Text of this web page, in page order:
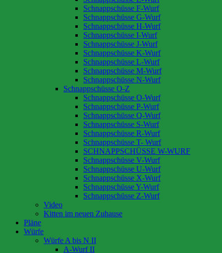
Schnappschüsse F-Wurf
Schnappschüsse G-Wurf
Schnappschüsse H-Wurf
Schnappschüsse I-Wurf
Schnappschüsse J-Wurf
Schnappschüsse K-Wurf
Schnappschüsse L-Wurf
Schnappschüsse M-Wurf
Schnappschüsse N-Wurf
Schnappschüsse O-Z
Schnappschüsse O-Wurf
Schnappschüsse P-Wurf
Schnappschüsse Q-Wurf
Schnappschüsse S-Wurf
Schnappschüsse R-Wurf
Schnappschüsse T- Wurf
SCHNAPPSCHÜSSE W-WURF
Schnappschüsse V-Wurf
Schnappschüsse U-Wurf
Schnappschüsse X-Wurf
Schnappschüsse Y-Wurf
Schnappschüsse Z-Wurf
Video
Kitten im neuen Zuhause
Pläne
Würfe
Würfe A bis N II
A-Wurf II